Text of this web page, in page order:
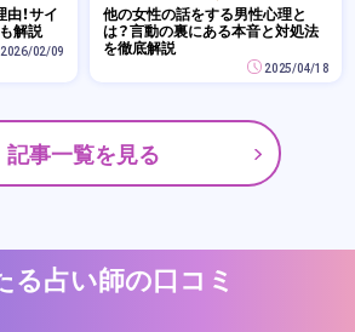
！サイ
解説
2026/02/09
他の女性の話をする男性心理と
は？言動の裏にある本音と対処法
を徹底解説
2025/04/18
記事一覧を見る
る占い師の口コミ